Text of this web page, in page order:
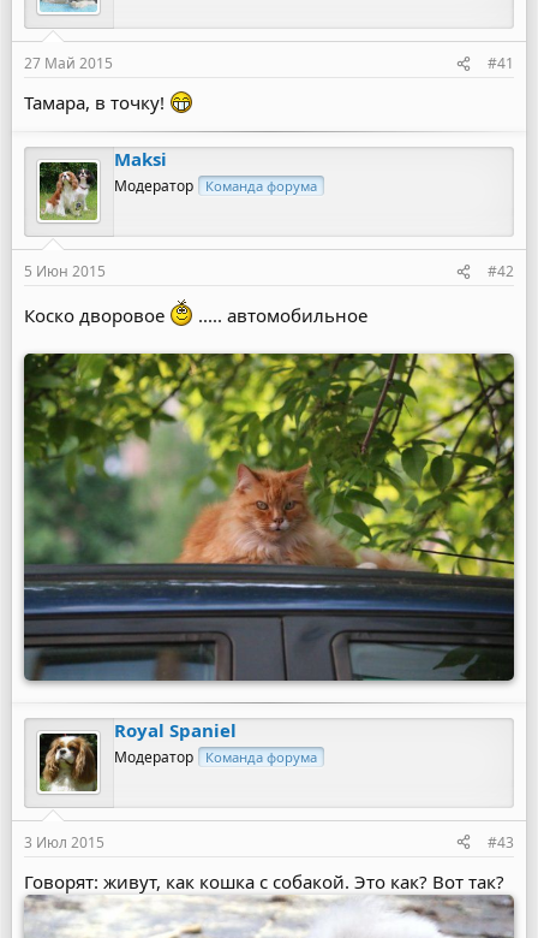
27 Май 2015 #41
Тамара, в точку!
Maksi
Модератор Команда форума
5 Июн 2015 #42
Коско дворовое ..... автомобильное
Royal Spaniel
Модератор Команда форума
3 Июл 2015 #43
Говорят: живут, как кошка с собакой. Это как? Вот так?